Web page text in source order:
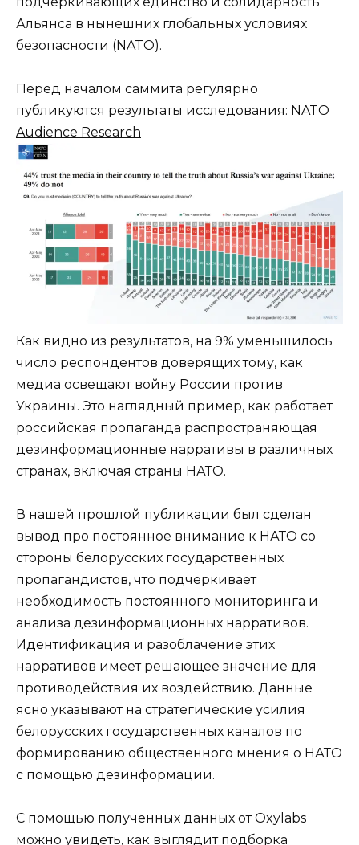
Альянса в нынешних глобальных условиях
безопасности​ (NATO)​.
Перед началом саммита регулярно
публикуются результаты исследования: NATO
Audience Research
Как видно из результатов, на 9% уменьшилось
число респондентов доверящих тому, как
медиа освещают войну России против
Украины. Это наглядный пример, как работает
российская пропаганда распространяющая
дезинформационные нарративы в различных
странах, включая страны НАТО.
В нашей прошлой публикации был сделан
вывод про постоянное внимание к НАТО со
стороны белорусских государственных
пропагандистов, что подчеркивает
необходимость постоянного мониторинга и
анализа дезинформационных нарративов.
Идентификация и разоблачение этих
нарративов имеет решающее значение для
противодействия их воздействию. Данные
ясно указывают на стратегические усилия
белорусских государственных каналов по
формированию общественного мнения о НАТО
с помощью дезинформации.
C помощью полученных данных от Oxylabs
можно увидеть, как выглядит подборка